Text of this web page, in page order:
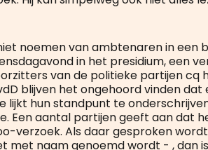
noemen van ambtenaren in een
in het presidium, een
van de politieke partijen cq
blijven het ongehoord vinden
lijkt hun standpunt te
Een aantal partijen geeft aan dat
verzoek. Als daar gesproken
met naam genoemd wordt - , dan